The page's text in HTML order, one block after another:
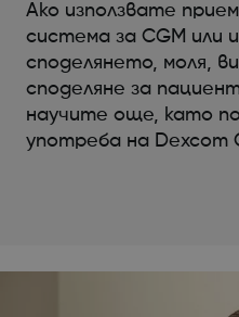
Ако използвате
система за CGM или
споделянето, моля,
споделяне за
научите още, като
употреба на Dexcom